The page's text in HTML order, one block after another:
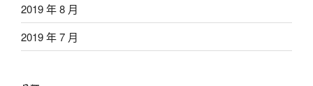
2019 年 8 月
2019 年 7 月